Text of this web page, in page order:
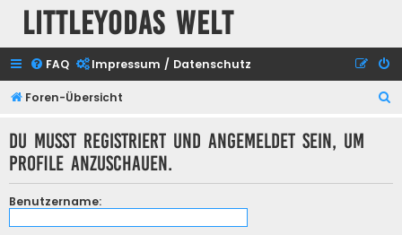
Littleyodas Welt
FAQ Impressum / Datenschutz
Foren-Übersicht
Du musst registriert und angemeldet sein, um
Profile anzuschauen.
Benutzername: